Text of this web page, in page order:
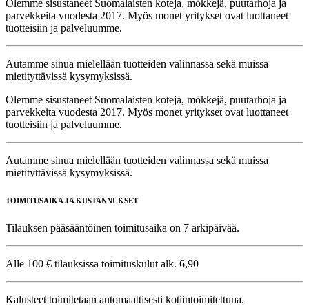
Olemme sisustaneet Suomalaisten koteja, mökkejä, puutarhoja ja
parvekkeita vuodesta 2017. Myös monet yritykset ovat luottaneet
tuotteisiin ja palveluumme.
Autamme sinua mielellään tuotteiden valinnassa sekä muissa
mietityttävissä kysymyksissä.
Olemme sisustaneet Suomalaisten koteja, mökkejä, puutarhoja ja
parvekkeita vuodesta 2017. Myös monet yritykset ovat luottaneet
tuotteisiin ja palveluumme.
Autamme sinua mielellään tuotteiden valinnassa sekä muissa
mietityttävissä kysymyksissä.
TOIMITUSAIKA JA KUSTANNUKSET
Tilauksen pääsääntöinen toimitusaika on 7 arkipäivää.
Alle 100 € tilauksissa toimituskulut alk. 6,90
Kalusteet toimitetaan automaattisesti kotiintoimitettuna.